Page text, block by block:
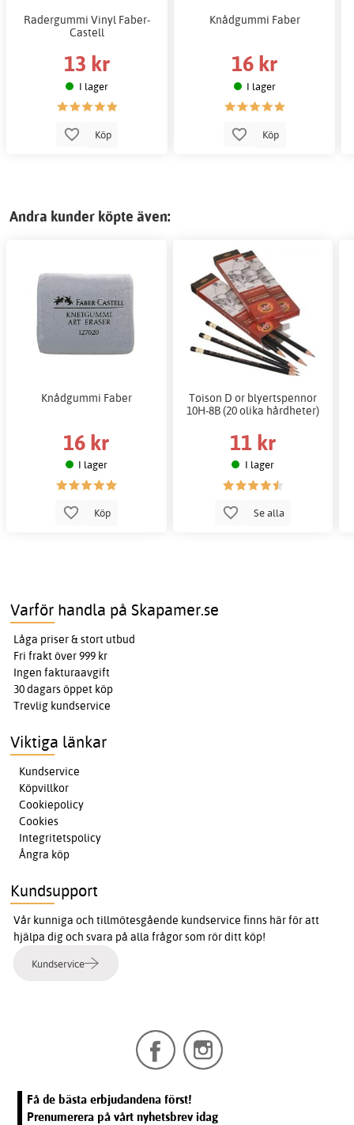
Radergummi Vinyl Faber-
Castell
13 kr
I lager
Köp
Knådgummi Faber
16 kr
I lager
Köp
Andra kunder köpte även:
Knådgummi Faber
16 kr
I lager
Köp
Toison D or blyertspennor
10H-8B (20 olika hårdheter)
11 kr
I lager
Se alla
Varför handla på Skapamer.se
Låga priser & stort utbud
Fri frakt över 999 kr
Ingen fakturaavgift
30 dagars öppet köp
Trevlig kundservice
Viktiga länkar
Kundservice
Köpvillkor
Cookiepolicy
Cookies
Integritetspolicy
Ångra köp
Kundsupport
Vår kunniga och tillmötesgående kundservice finns här för att
hjälpa dig och svara på alla frågor som rör ditt köp!
Kundservice
Få de bästa erbjudandena först!
Prenumerera på vårt nyhetsbrev idag